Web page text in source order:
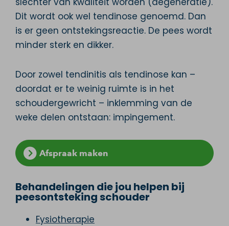
Dit wordt ook wel tendinose genoemd. Dan
is er geen ontstekingsreactie. De pees wordt
minder sterk en dikker.
Door zowel tendinitis als tendinose kan –
doordat er te weinig ruimte is in het
schoudergewricht – inklemming van de
weke delen ontstaan: impingement.
Afspraak maken
Behandelingen die jou helpen bij
peesontsteking schouder
Fysiotherapie